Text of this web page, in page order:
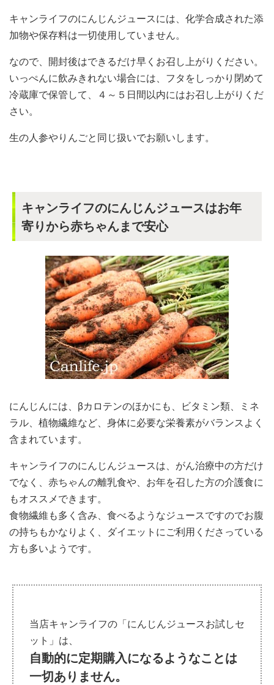
キャンライフのにんじんジュースには、化学合成された添
加物や保存料は一切使用していません。
なので、開封後はできるだけ早くお召し上がりください。
いっぺんに飲みきれない場合には、フタをしっかり閉めて
冷蔵庫で保管して、４～５日間以内にはお召し上がりくだ
さい。
生の人参やりんごと同じ扱いでお願いします。
キャンライフのにんじんジュースはお年
寄りから赤ちゃんまで安心
にんじんには、βカロテンのほかにも、ビタミン類、ミネ
ラル、植物繊維など、身体に必要な栄養素がバランスよく
含まれています。
キャンライフのにんじんジュースは、がん治療中の方だけ
でなく、赤ちゃんの離乳食や、お年を召した方の介護食に
もオススメできます。
食物繊維も多く含み、食べるようなジュースですのでお腹
の持ちもかなりよく、ダイエットにご利用くださっている
方も多いようです。
当店キャンライフの「にんじんジュースお試しセ
ット」は、
自動的に定期購入になるようなことは
一切ありません。